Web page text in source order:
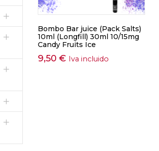
Bombo Bar juice (Pack Salts)
10ml (Longfill) 30ml 10/15mg
Candy Fruits Ice
9,50 € Iva incluido